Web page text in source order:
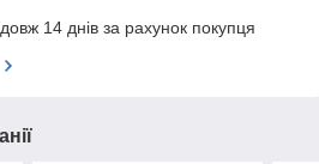
14 днів за рахунок покупця